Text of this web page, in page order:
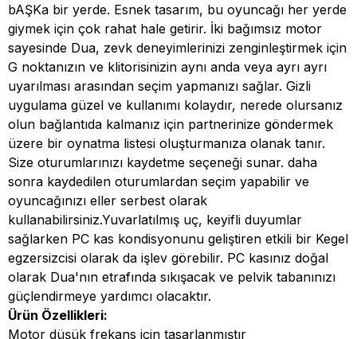
bAŞKa bir yerde. Esnek tasarım, bu oyuncağı her yerde
giymek için çok rahat hale getirir. İki bağımsız motor
sayesinde Dua, zevk deneyimlerinizi zenginleştirmek için
G noktanızın ve klitorisinizin aynı anda veya ayrı ayrı
uyarılması arasından seçim yapmanızı sağlar. Gizli
uygulama güzel ve kullanımı kolaydır, nerede olursanız
olun bağlantıda kalmanız için partnerinize göndermek
üzere bir oynatma listesi oluşturmanıza olanak tanır.
Size oturumlarınızı kaydetme seçeneği sunar. daha
sonra kaydedilen oturumlardan seçim yapabilir ve
oyuncağınızı eller serbest olarak
kullanabilirsiniz.Yuvarlatılmış uç, keyifli duyumlar
sağlarken PC kas kondisyonunu geliştiren etkili bir Kegel
egzersizcisi olarak da işlev görebilir. PC kasınız doğal
olarak Dua'nın etrafında sıkışacak ve pelvik tabanınızı
güçlendirmeye yardımcı olacaktır.
Ürün Özellikleri:
Motor düşük frekans için tasarlanmıştır